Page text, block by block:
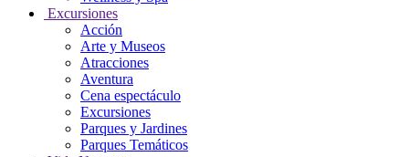
Excursiones
Acción
Arte y Museos
Atracciones
Aventura
Cena espectáculo
Excursiones
Parques y Jardines
Parques Temáticos